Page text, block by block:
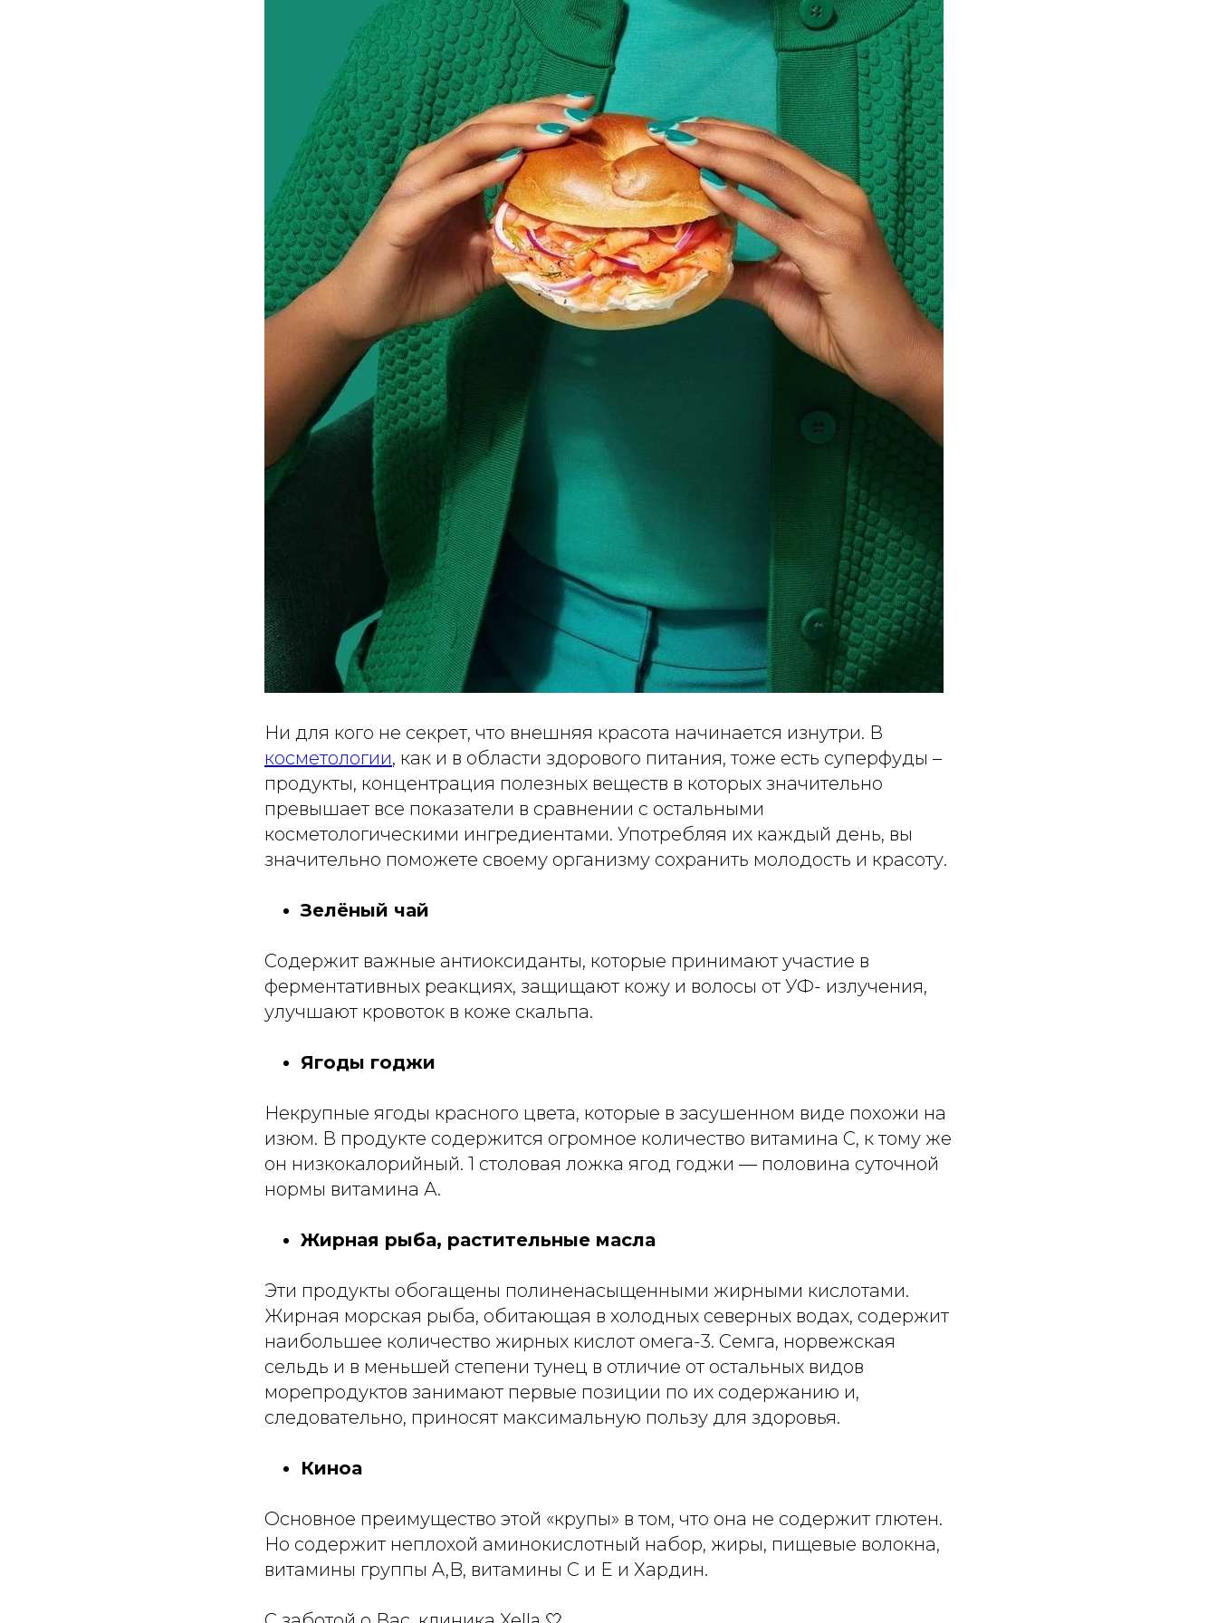
Ни для кого не секрет, что внешняя красота начинается изнутри. В
косметологии, как и в области здорового питания, тоже есть суперфуды –
продукты, концентрация полезных веществ в которых значительно
превышает все показатели в сравнении с остальными
косметологическими ингредиентами. Употребляя их каждый день, вы
значительно поможете своему организму сохранить молодость и красоту.
Зелёный чай
Содержит важные антиоксиданты, которые принимают участие в
ферментативных реакциях, защищают кожу и волосы от УФ- излучения,
улучшают кровоток в коже скальпа.
Ягоды годжи
Некрупные ягоды красного цвета, которые в засушенном виде похожи на
изюм. В продукте содержится огромное количество витамина С, к тому же
он низкокалорийный. 1 столовая ложка ягод годжи — половина суточной
нормы витамина А.
Жирная рыба, растительные масла
Эти продукты обогащены полиненасыщенными жирными кислотами.
Жирная морская рыба, обитающая в холодных северных водах, содержит
наибольшее количество жирных кислот омега-3. Семга, норвежская
сельдь и в меньшей степени тунец в отличие от остальных видов
морепродуктов занимают первые позиции по их содержанию и,
следовательно, приносят максимальную пользу для здоровья.
Киноа
Основное преимущество этой «крупы» в том, что она не содержит глютен.
Но содержит неплохой аминокислотный набор, жиры, пищевые волокна,
витамины группы A,B, витамины C и E и Хардин.